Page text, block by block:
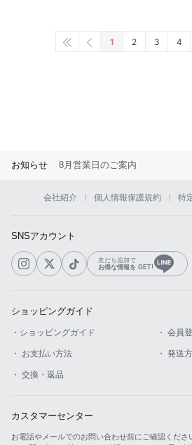
1 2 3 4
お知らせ 8月営業日のご案内
会社紹介 個人情報保護規約 特
SNSアカウント
友だち追加で
お得な情報を GET!
ショッピングガイド
・ショッピングガイド ・ 会員
・ お支払い方法 ・ 発送
・ 交換・返品
カスタマーセンター
お電話やメールでのお問い合わせ前にご確認くださ